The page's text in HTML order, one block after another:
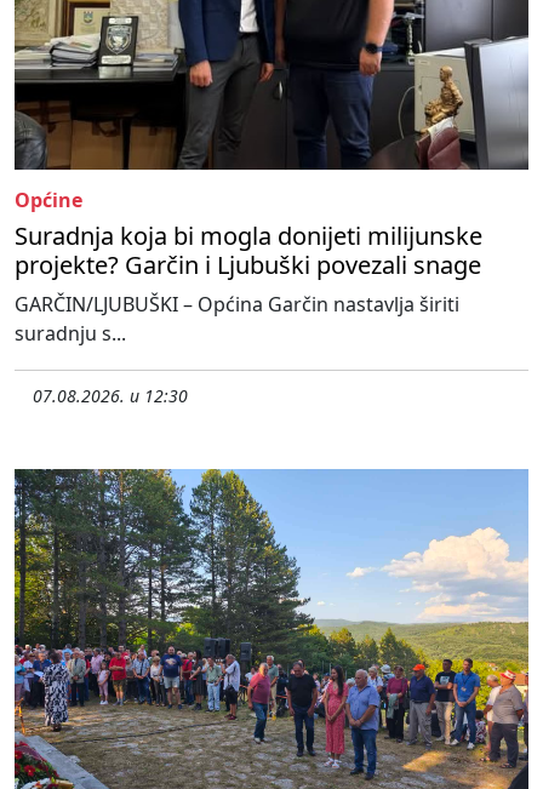
Općine
Suradnja koja bi mogla donijeti milijunske
projekte? Garčin i Ljubuški povezali snage
GARČIN/LJUBUŠKI – Općina Garčin nastavlja širiti
suradnju s...
07.08.2026. u 12:30